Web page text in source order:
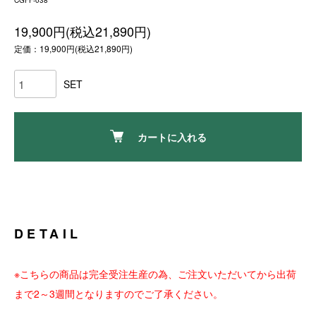
19,900円(税込21,890円)
定価：19,900円(税込21,890円)
SET
カートに入れる
DETAIL
※こちらの商品は完全受注生産の為、ご注文いただいてから出荷
まで2～3週間となりますのでご了承ください。